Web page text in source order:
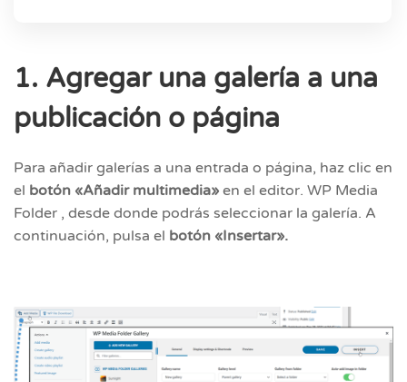
1. Agregar una galería a una
publicación o página
Para añadir galerías a una entrada o página, haz clic en
el botón «Añadir multimedia» en el editor. WP Media
Folder , desde donde podrás seleccionar la galería. A
continuación, pulsa el botón «Insertar».